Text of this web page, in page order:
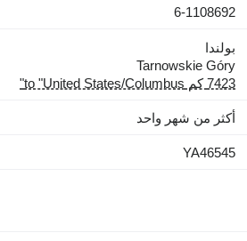
6-1108692
بولندا
Tarnowskie Góry
7423 كم to "United States/Columbus"
أكثر من شهر واحد
YA46545